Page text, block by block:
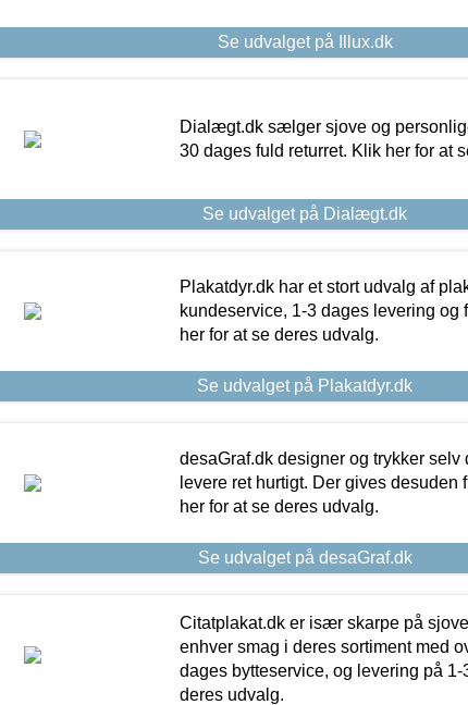
Se udvalget på Illux.dk
Dialægt.dk sælger sjove og
30 dages fuld returret. Klik her for at
Se udvalget på Dialægt.dk
Plakatdyr.dk har et stort udvalg af
kundeservice, 1-3 dages levering og
her for at se deres udvalg.
Se udvalget på Plakatdyr.dk
desaGraf.dk designer og trykker selv
levere ret hurtigt. Der gives desuden
her for at se deres udvalg.
Se udvalget på desaGraf.dk
Citatplakat.dk er især skarpe på
enhver smag i deres sortiment med
dages bytteservice, og levering på
deres udvalg.